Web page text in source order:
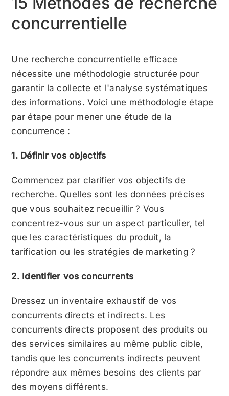
concurrentielle
Une recherche concurrentielle efficace
nécessite une méthodologie structurée pour
garantir la collecte et l'analyse systématiques
des informations. Voici une méthodologie étape
par étape pour mener une étude de la
concurrence :
1. Définir vos objectifs
Commencez par clarifier vos objectifs de
recherche. Quelles sont les données précises
que vous souhaitez recueillir ? Vous
concentrez-vous sur un aspect particulier, tel
que les caractéristiques du produit, la
tarification ou les stratégies de marketing ?
2. Identifier vos concurrents
Dressez un inventaire exhaustif de vos
concurrents directs et indirects. Les
concurrents directs proposent des produits ou
des services similaires au même public cible,
tandis que les concurrents indirects peuvent
répondre aux mêmes besoins des clients par
des moyens différents.